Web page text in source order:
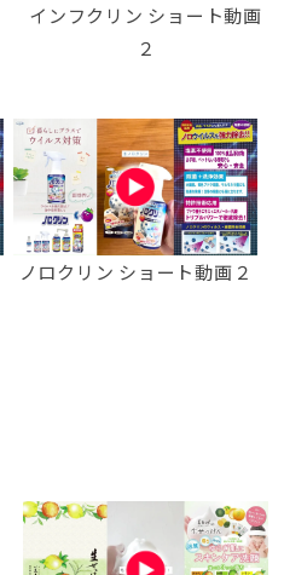
インフクリン ショート動画
２
ノロクリン ショート動画２